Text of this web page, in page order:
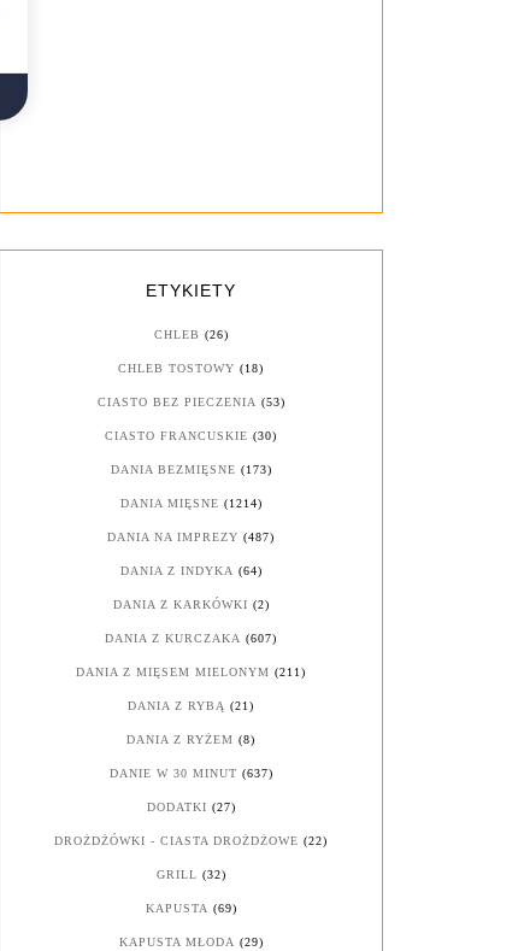
ETYKIETY
CHLEB (26)
CHLEB TOSTOWY (18)
CIASTO BEZ PIECZENIA (53)
CIASTO FRANCUSKIE (30)
DANIA BEZMIĘSNE (173)
DANIA MIĘSNE (1214)
DANIA NA IMPREZY (487)
DANIA Z INDYKA (64)
DANIA Z KARKÓWKI (2)
DANIA Z KURCZAKA (607)
DANIA Z MIĘSEM MIELONYM (211)
DANIA Z RYBĄ (21)
DANIA Z RYŻEM (8)
DANIE W 30 MINUT (637)
DODATKI (27)
DROŻDŻÓWKI - CIASTA DROŻDŻOWE (22)
GRILL (32)
KAPUSTA (69)
KAPUSTA MŁODA (29)